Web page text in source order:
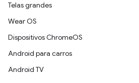
Telas grandes
Wear OS
Dispositivos ChromeOS
Android para carros
Android TV